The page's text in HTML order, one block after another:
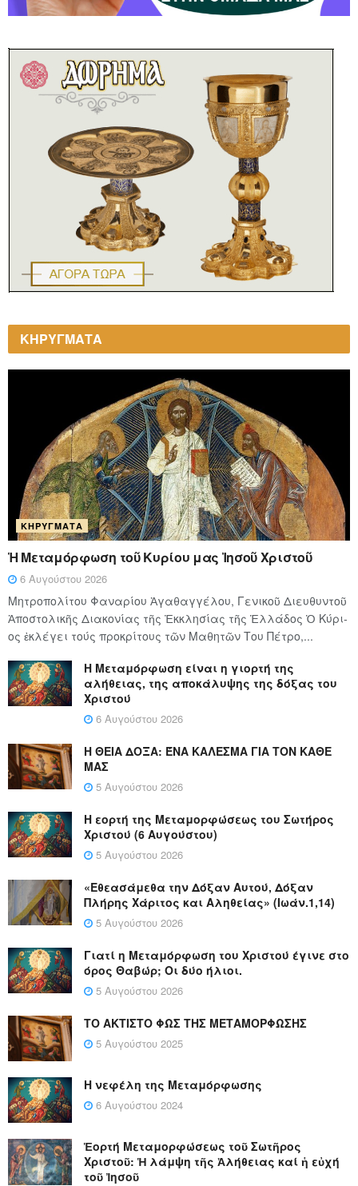
ΚΗΡΥΓΜΑΤΑ
ΚΗΡΎΓΜΑΤΑ
Ἡ Μεταμόρφωση τοῦ Κυρίου μας Ἰησοῦ Χριστοῦ
6 Αυγούστου 2026
Μητροπολίτου Φαναρίου Ἀγαθαγγέλου, Γενικοῦ Διευθυντοῦ
Ἀποστολικῆς Διακονίας τῆς Ἐκκλησίας τῆς Ἑλλάδος Ὁ Κύ­ρι­
ος ἐκλέγει τούς προ­κρί­τους τῶν Μα­θη­τῶν Του Πέ­τρο,...
Η Μεταμόρφωση είναι η γιορτή της
αλήθειας, της αποκάλυψης της δόξας του
Χριστού
6 Αυγούστου 2026
Η ΘΕΙΑ ΔΟΞΑ: ΈΝΑ ΚΑΛΕΣΜΑ ΓΙΑ ΤΟΝ ΚΑΘΕ
ΜΑΣ
5 Αυγούστου 2026
Η εορτή της Μεταμορφώσεως του Σωτήρος
Χριστού (6 Αυγούστου)
5 Αυγούστου 2026
«Εθεασάμεθα την Δόξαν Αυτού, Δόξαν
Πλήρης Χάριτος και Αληθείας» (Ιωάν.1,14)
5 Αυγούστου 2026
Γιατί η Μεταμόρφωση του Χριστού έγινε στο
όρος Θαβώρ; Οι δύο ήλιοι.
5 Αυγούστου 2026
ΤΟ ΑΚΤΙΣΤΟ ΦΩΣ ΤΗΣ ΜΕΤΑΜΟΡΦΩΣΗΣ
5 Αυγούστου 2025
Η νεφέλη της Μεταμόρφωσης
6 Αυγούστου 2024
Ἑορτή Μεταμορφώσεως τοῦ Σωτῆρος
Χριστοῦ: Ἡ λάμψη τῆς Ἀλήθειας καί ἡ εὐχή
τοῦ Ἰησοῦ